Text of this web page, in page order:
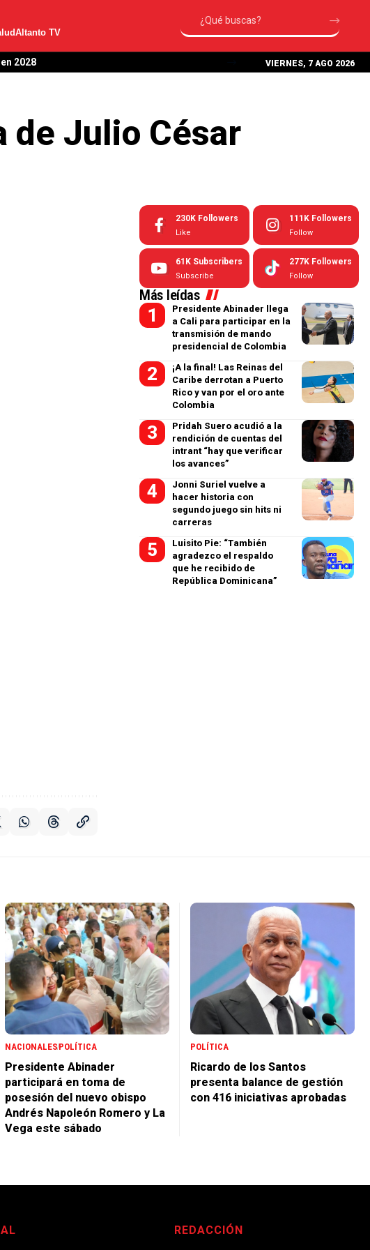
Altanto TV
2028 VIERNES, 7 AGO 2026
de Julio César
230K Followers
Like
111K Followers
Follow
61K Subscribers
Subscribe
277K Followers
Follow
Más leídas
Presidente Abinader llega
a Cali para participar en la
transmisión de mando
presidencial de Colombia
¡A la final! Las Reinas del
Caribe derrotan a Puerto
Rico y van por el oro ante
Colombia
Pridah Suero acudió a la
rendición de cuentas del
intrant “hay que verificar
los avances”
Jonni Suriel vuelve a
hacer historia con
segundo juego sin hits ni
carreras
Luisito Pie: “También
agradezco el respaldo
que he recibido de
República Dominicana”
NACIONALESPOLÍTICA
Presidente Abinader
participará en toma de
posesión del nuevo obispo
Andrés Napoleón Romero y La
Vega este sábado
POLÍTICA
Ricardo de los Santos
presenta balance de gestión
con 416 iniciativas aprobadas
REDACCIÓN